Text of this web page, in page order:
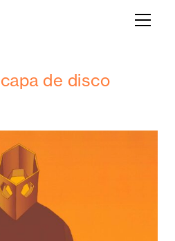
capa de disco